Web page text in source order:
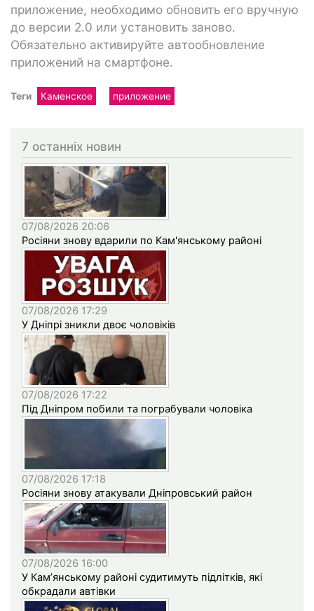
приложение, необходимо обновить его вручную
до версии 2.0 или установить заново.
Обязательно активируйте автообновление
приложений на смартфоне.
Теги Каменское приложение
7 останніх новин
07/08/2026 20:06
Росіяни знову вдарили по Кам'янському районі
07/08/2026 17:29
У Дніпрі зникли двоє чоловіків
07/08/2026 17:22
Під Дніпром побили та пограбували чоловіка
07/08/2026 17:18
Росіяни знову атакували Дніпровський район
07/08/2026 16:00
У Кам’янському районі судитимуть підлітків, які
обкрадали автівки